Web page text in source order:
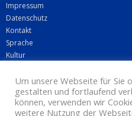
Impressum
Datenschutz
Kontakt
Sprache
Kultur
Business
Um unsere Webseite für Sie
gestalten und fortlaufend
können, verwenden wir
weitere Nutzung der